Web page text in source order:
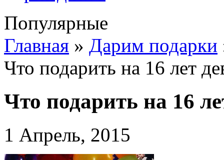
Популярные
Главная » Дарим подарки
Что подарить на 16 лет
Что подарить на 16
1 Апрель, 2015